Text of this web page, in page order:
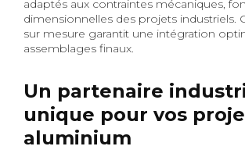
adaptés aux contraintes mécaniques,
dimensionnelles des projets industriels.
sur mesure garantit une intégration
assemblages finaux.
Un partenaire
unique pour vos
aluminium